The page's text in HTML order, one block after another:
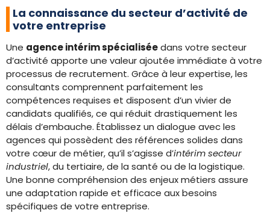
La connaissance du secteur d’activité de
votre entreprise
Une agence intérim spécialiséedans votre secteur
d’activité apporte une valeur ajoutée immédiate à votre
processus de recrutement. Grâce à leur expertise, les
consultants comprennent parfaitement les
compétences requises et disposent d’un vivier de
candidats qualifiés, ce qui réduit drastiquement les
délais d’embauche. Établissez un dialogue avec les
agences qui possèdent des références solides dans
votre cœur de métier, qu’il s’agisse d’intérim secteur
industriel, du tertiaire, de la santé ou de la logistique.
Une bonne compréhension des enjeux métiers assure
une adaptation rapide et efficace aux besoins
spécifiques de votre entreprise.